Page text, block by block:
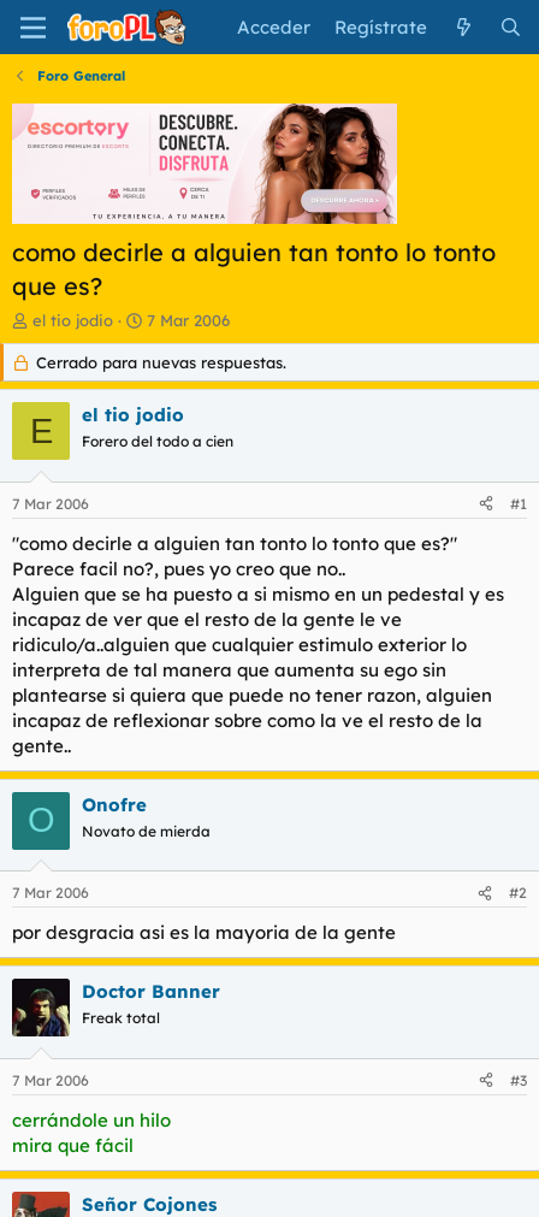
Acceder Regístrate
Foro General
como decirle a alguien tan tonto lo tonto
que es?
I
n
c
i
a
d
o
d
l
t
e
m
a
el tio jodio
F
e
c
h
d
e
i
o
7 Mar 2006
Cerrado para nuevas respuestas.
E el tio jodio
Forero del todo a cien
7 Mar 2006 #1
"como decirle a alguien tan tonto lo tonto que es?"
Parece facil no?, pues yo creo que no..
Alguien que se ha puesto a si mismo en un pedestal y es
incapaz de ver que el resto de la gente le ve
ridiculo/a..alguien que cualquier estimulo exterior lo
interpreta de tal manera que aumenta su ego sin
plantearse si quiera que puede no tener razon, alguien
incapaz de reflexionar sobre como la ve el resto de la
gente..
O Onofre
Novato de mierda
7 Mar 2006 #2
por desgracia asi es la mayoria de la gente
Doctor Banner
Freak total
7 Mar 2006 #3
cerrándole un hilo
mira que fácil
Señor Cojones